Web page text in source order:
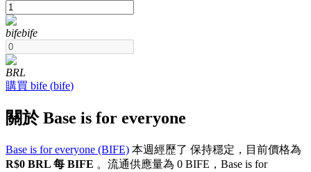
多種以USDT結算的永續合約
幣本位永續
bifebife
BRL
購買 bife (bife)
關於 Base is for everyone
Base is for everyone (BIFE) 本週經歷了 保持穩定，目前價格為
R$0 BRL 每 BIFE 。流通供應量為 0 BIFE，Base is for